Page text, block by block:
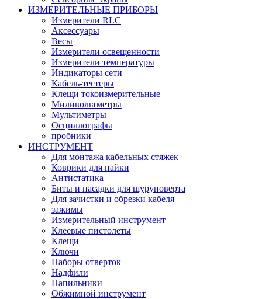
ИЗМЕРИТЕЛЬНЫЕ ПРИБОРЫ
Измерители RLC
Аксессуары
Весы
Измерители освещенности
Измерители температуры
Индикаторы сети
Кабель-тестеры
Клещи токоизмерительные
Миливольтметры
Мультиметры
Осциллографы
пробники
ИНСТРУМЕНТ
Для монтажа кабельных стяжек
Коврики для пайки
Антистатика
Биты и насадки для шуруповерта
Для зачистки и обрезки кабеля
зажимы
Измерительный инструмент
Клеевые пистолеты
Клещи
Ключи
Наборы отверток
Надфили
Напильники
Обжимной инструмент